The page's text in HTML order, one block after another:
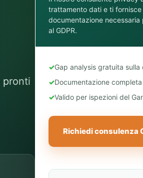
pronti
trattamento dati e ti
documentazione necessaria
al GDPR.
✓Gap analysis gratuita
✓Documentazione
✓Valido per ispezioni del
Richiedi consulenza